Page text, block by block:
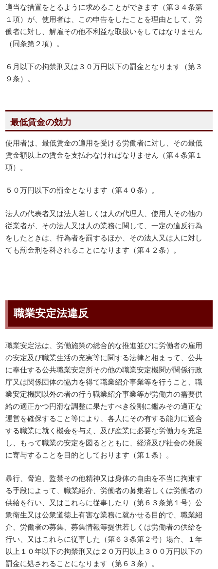
適当な措置をとるように求めることができます（第３４条第
１項）が、使用者は、この申告をしたことを理由として、労
働者に対し、解雇その他不利益な取扱いをしてはなりません
（同条第２項）。
６月以下の拘禁刑又は３０万円以下の罰金となります（第３
９条）。
最低賃金の効力
使用者は、最低賃金の適用を受ける労働者に対し、その最低
賃金額以上の賃金を支払わなければなりません（第４条第１
項）。
５０万円以下の罰金となります（第４０条）。
法人の代表者又は法人若しくは人の代理人、使用人その他の
従業者が、その法人又は人の業務に関して、一定の違反行為
をしたときは、行為者を罰するほか、その法人又は人に対し
ても罰金刑を科されることになります（第４２条）。
職業安定法違反
職業安定法は、労働施策の総合的な推進並びに労働者の雇用
の安定及び職業生活の充実等に関する法律と相まって、公共
に奉仕する公共職業安定所その他の職業安定機関が関係行政
庁又は関係団体の協力を得て職業紹介事業等を行うこと、職
業安定機関以外の者の行う職業紹介事業等が労働力の需要供
給の適正かつ円滑な調整に果たすべき役割に鑑みその適正な
運営を確保すること等により、各人にその有する能力に適合
する職業に就く機会を与え、及び産業に必要な労働力を充足
し、もって職業の安定を図るとともに、経済及び社会の発展
に寄与することを目的としております（第１条）。
暴行、脅迫、監禁その他精神又は身体の自由を不当に拘束す
る手段によって、職業紹介、労働者の募集若しくは労働者の
供給を行い、又はこれらに従事したり（第６３条第１号）公
衆衛生又は公衆道徳上有害な業務に就かせる目的で、職業紹
介、労働者の募集、募集情報等提供若しくは労働者の供給を
行い、又はこれらに従事した（第６３条第２号）場合、１年
以上１０年以下の拘禁刑又は２０万円以上３００万円以下の
罰金に処されることになります（第６３条）。